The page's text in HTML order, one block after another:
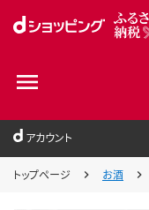
アカウント
トップページ お酒